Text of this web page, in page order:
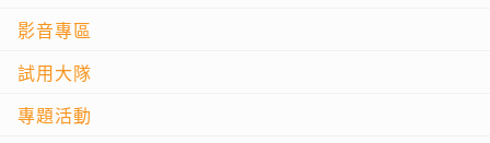
影音專區
試用大隊
專題活動